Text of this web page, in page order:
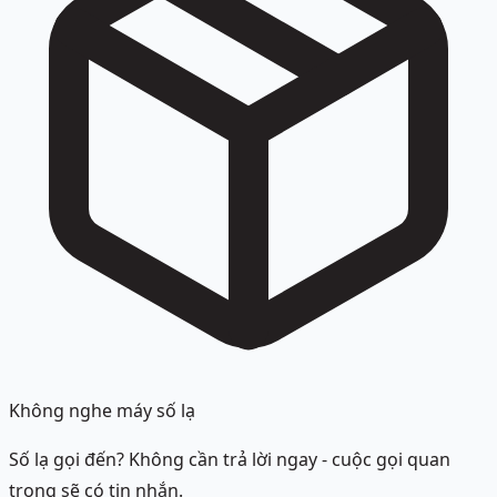
Không nghe máy số lạ
Số lạ gọi đến? Không cần trả lời ngay - cuộc gọi quan
trọng sẽ có tin nhắn.